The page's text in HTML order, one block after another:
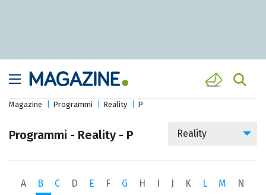
Magazine Programmi Reality P
Programmi - Reality - P Reality
A B C D E F G H J K L M
N